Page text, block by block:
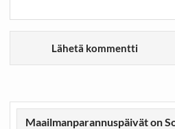
Maailmanparannuspäivät on